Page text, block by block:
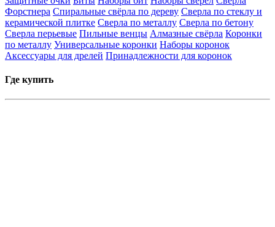
Форстнера Спиральные свёрла по дереву Сверла по стеклу и
керамической плитке Сверла по металлу Сверла по бетону
Сверла перьевые Пильные венцы Алмазные свёрла Коронки
по металлу Универсальные коронки Наборы коронок
Аксессуары для дрелей Принадлежности для коронок
Где купить